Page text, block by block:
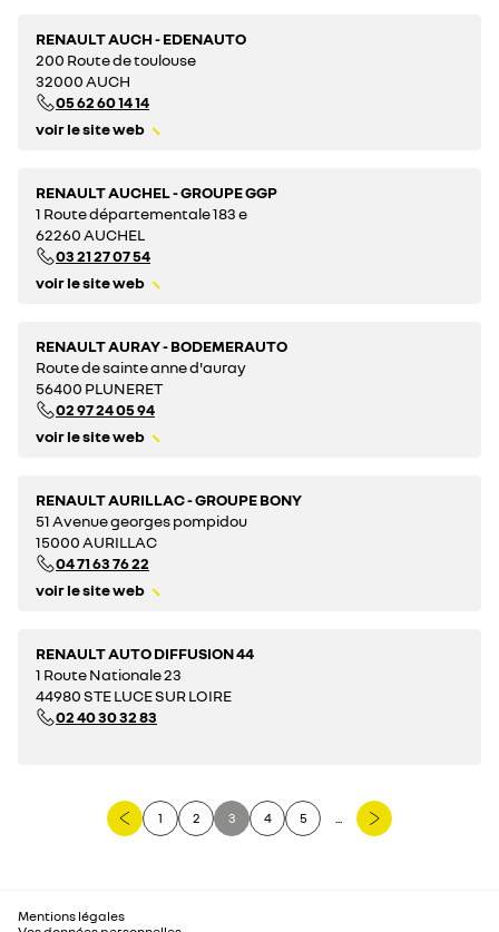
RENAULT AUCH - EDENAUTO
200 Route de toulouse
32000 AUCH
05 62 60 14 14
voir le site web
RENAULT AUCHEL - GROUPE GGP
1 Route départementale 183 e
62260 AUCHEL
03 21 27 07 54
voir le site web
RENAULT AURAY - BODEMERAUTO
Route de sainte anne d'auray
56400 PLUNERET
02 97 24 05 94
voir le site web
RENAULT AURILLAC - GROUPE BONY
51 Avenue georges pompidou
15000 AURILLAC
04 71 63 76 22
voir le site web
RENAULT AUTO DIFFUSION 44
1 Route Nationale 23
44980 STE LUCE SUR LOIRE
02 40 30 32 83
1 2 3 4 5 ...
Mentions légales